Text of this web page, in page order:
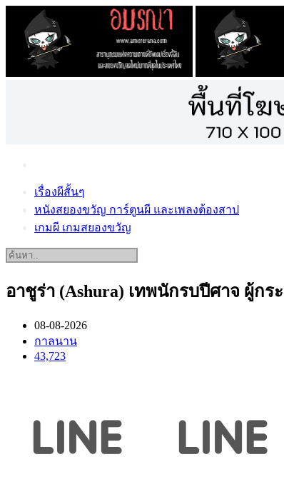
เรื่องผีสั้นๆ
หนังสยองขวัญ การ์ตูนผี และเพลงต้องสาป
เกมผี เกมสยองขวัญ
อาชูร่า (Ashura) เทพนักรบปีศาจ ผู้ก
08-08-2026
กาลนาน
43,723